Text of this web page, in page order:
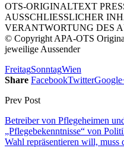
OTS-ORIGINALTEXT
AUSSCHLIESSLICHER
VERANTWORTUNG DES
© Copyright APA-OTS
jeweilige Aussender
FreitagSonntagWien
Share FacebookTwitter
Prev Post
Betreiber von Pflegeheimen
„Pflegebekenntnisse“ von
Wahl repräsentieren will,